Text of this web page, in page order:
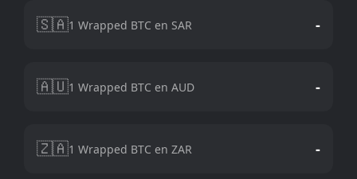
🇸🇦1 Wrapped BTC en SAR -
🇦🇺1 Wrapped BTC en AUD -
🇿🇦1 Wrapped BTC en ZAR -